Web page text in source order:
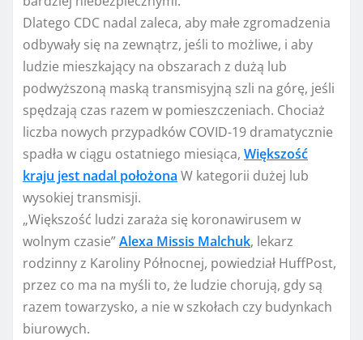
Dlatego CDC nadal zaleca, aby małe zgromadzenia
odbywały się na zewnątrz, jeśli to możliwe, i aby
ludzie mieszkający na obszarach z dużą lub
podwyższoną maską transmisyjną szli na górę, jeśli
spędzają czas razem w pomieszczeniach. Chociaż
liczba nowych przypadków COVID-19 dramatycznie
spadła w ciągu ostatniego miesiąca, Większość
kraju jest nadal położona W kategorii dużej lub
wysokiej transmisji.
„Większość ludzi zaraża się koronawirusem w
wolnym czasie”Alexa Missis Malchuk, lekarz
rodzinny z Karoliny Północnej, powiedział HuffPost,
przez co ma na myśli to, że ludzie chorują, gdy są
razem towarzysko, a nie w szkołach czy budynkach
biurowych.